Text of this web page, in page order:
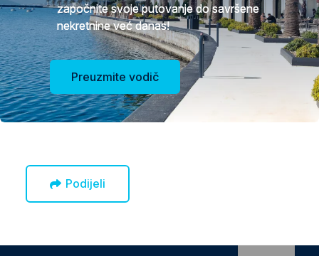
započnite svoje putovanje do savršene
nekretnine već danas!
Preuzmite vodič
Podijeli